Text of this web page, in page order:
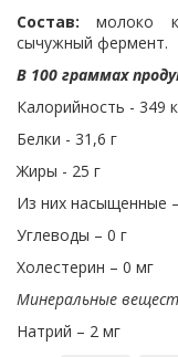
Состав: молоко
сычужный фермент.
В 100 граммах
Калорийность - 349
Белки - 31,6 г
Жиры - 25 г
Из них насыщенные
Углеводы – 0 г
Холестерин – 0 мг
Минеральные
Натрий – 2 мг